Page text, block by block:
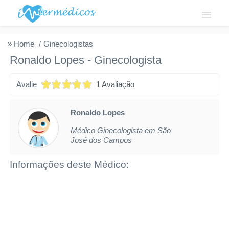
Institucional
Fale conosco
Cadastre-se
Solicitar acesso
Privacidade
» Home Ginecologistas
Ronaldo Lopes- Ginecologista
Avalie 1 Avaliação
Ronaldo Lopes
Médico Ginecologista em São
José dos Campos
Informações deste Médico: